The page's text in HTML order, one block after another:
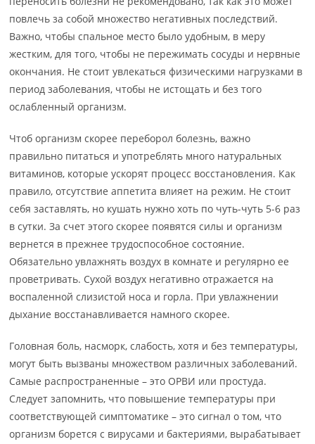
повлечь за собой множество негативных последствий.
Важно, чтобы спальное место было удобным, в меру
жестким, для того, чтобы не пережимать сосуды и нервные
окончания. Не стоит увлекаться физическими нагрузками в
период заболевания, чтобы не истощать и без того
ослабленный организм.
Чтоб организм скорее переборол болезнь, важно
правильно питаться и употреблять много натуральных
витаминов, которые ускорят процесс восстановления. Как
правило, отсутствие аппетита влияет на режим. Не стоит
себя заставлять, но кушать нужно хоть по чуть-чуть 5-6 раз
в сутки. За счет этого скорее появятся силы и организм
вернется в прежнее трудоспособное состояние.
Обязательно увлажнять воздух в комнате и регулярно ее
проветривать. Сухой воздух негативно отражается на
воспаленной слизистой носа и горла. При увлажнении
дыхание восстанавливается намного скорее.
Головная боль, насморк, слабость, хотя и без температуры,
могут быть вызваны множеством различных заболеваний.
Самые распространенные – это ОРВИ или простуда.
Следует запомнить, что повышение температуры при
соответствующей симптоматике – это сигнал о том, что
организм борется с вирусами и бактериями, вырабатывает